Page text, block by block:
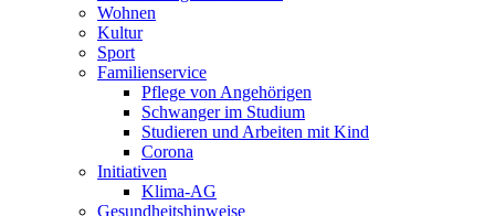
Wohnen
Kultur
Sport
Familienservice
Pflege von Angehörigen
Schwanger im Studium
Studieren und Arbeiten mit Kind
Corona
Initiativen
Klima-AG
Gesundheitshinweise